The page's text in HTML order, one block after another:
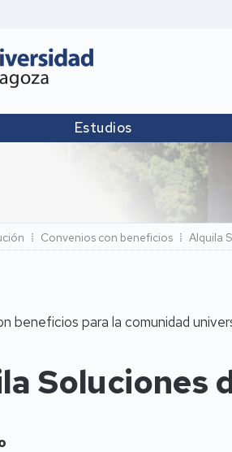
Estudios
Convenios con beneficios Alquila
beneficios para la comunidad
Soluciones